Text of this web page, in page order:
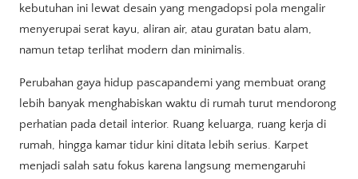
kebutuhan ini lewat desain yang mengadopsi pola mengalir
menyerupai serat kayu, aliran air, atau guratan batu alam,
namun tetap terlihat modern dan minimalis.
Perubahan gaya hidup pascapandemi yang membuat orang
lebih banyak menghabiskan waktu di rumah turut mendorong
perhatian pada detail interior. Ruang keluarga, ruang kerja di
rumah, hingga kamar tidur kini ditata lebih serius. Karpet
menjadi salah satu fokus karena langsung memengaruhi